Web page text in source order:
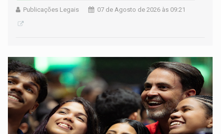
Publicações Legais 07 de Agosto de 2026 às 09:21